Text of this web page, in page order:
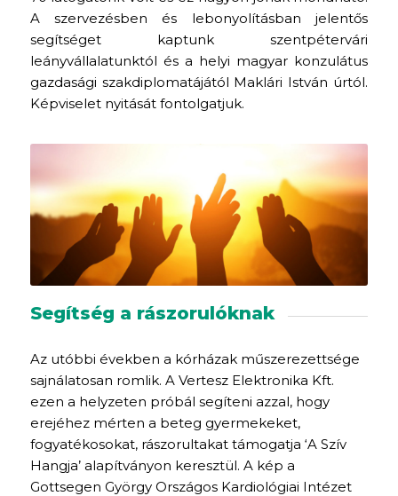
A szervezésben és lebonyolításban jelentős
segítséget kaptunk szentpétervári
leányvállalatunktól és a helyi magyar konzulátus
gazdasági szakdiplomatájától Maklári István úrtól.
Képviselet nyitását fontolgatjuk.
Segítség a rászorulóknak
Az utóbbi években a kórházak műszerezettsége
sajnálatosan romlik. A Vertesz Elektronika Kft.
ezen a helyzeten próbál segíteni azzal, hogy
erejéhez mérten a beteg gyermekeket,
fogyatékosokat, rászorultakat támogatja ‘A Szív
Hangja’ alapítványon keresztül. A kép a
Gottsegen György Országos Kardiológiai Intézet